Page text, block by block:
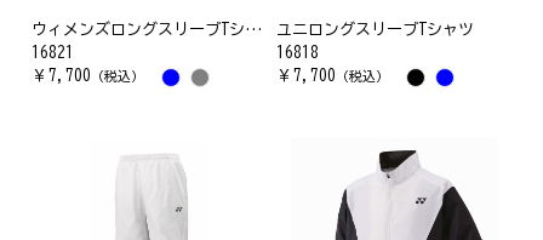
ウィメンズロングスリーブTシャツ
16821
￥ 7,700 （税込）
ユニロングスリーブTシャツ
16818
￥ 7,700 （税込）